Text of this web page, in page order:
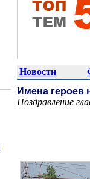
Новости
Имена героев
Поздравление